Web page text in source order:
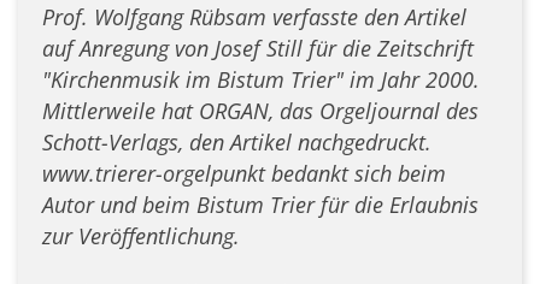
Prof. Wolfgang Rübsam verfasste den Artikel
auf Anregung von Josef Still für die Zeitschrift
"Kirchenmusik im Bistum Trier" im Jahr 2000.
Mittlerweile hat ORGAN, das Orgeljournal des
Schott-Verlags, den Artikel nachgedruckt.
www.trierer-orgelpunkt bedankt sich beim
Autor und beim Bistum Trier für die Erlaubnis
zur Veröffentlichung.